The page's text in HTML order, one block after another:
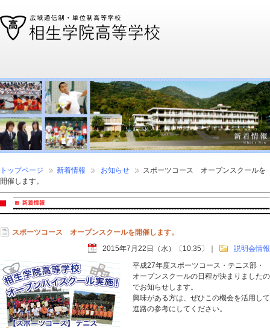
トップページ 新着情報 お知らせ
スポーツコース オープンスクールを
開催します。
スポーツコース オープンスクールを開催します。
2015年7月22日（水）〔10:35〕
説明会情報
平成27年度スポーツコース・テニス部・
オープンスクールの日程が決まりましたの
でお知らせします。
興味がある方は、ぜひこの機会を活用して
進路の参考にしてください。